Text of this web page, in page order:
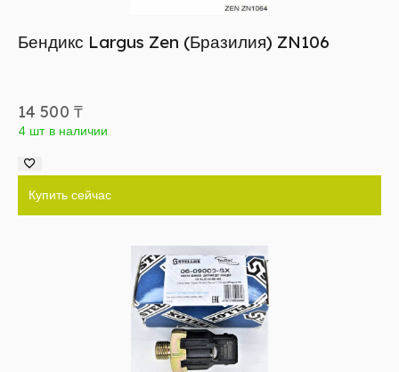
Бендикс Largus Zen (Бразилия) ZN106
14 500 ₸
4 шт в наличии
Купить сейчас